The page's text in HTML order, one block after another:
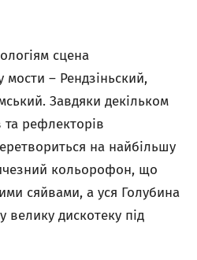
сцена
мости – Рендзіньский,
Завдяки декільком
та рефлекторів
на найбільшу
кольорофон, що
сяйвами, а уся Голубина
дискотеку під